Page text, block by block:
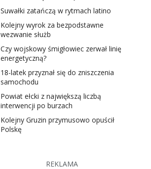
Suwałki zatańczą w rytmach latino
Kolejny wyrok za bezpodstawne
wezwanie służb
Czy wojskowy śmigłowiec zerwał linię
energetyczną?
18-latek przyznał się do zniszczenia
samochodu
Powiat ełcki z największą liczbą
interwencji po burzach
Kolejny Gruzin przymusowo opuścił
Polskę
REKLAMA